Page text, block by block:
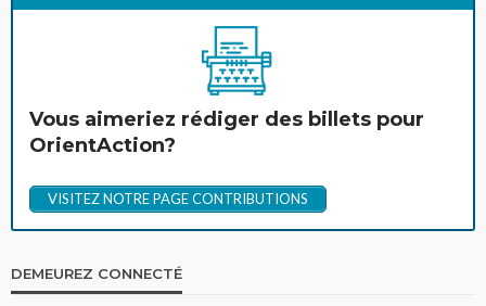
Vous aimeriez rédiger des billets pour
OrientAction?
VISITEZ NOTRE PAGE CONTRIBUTIONS
DEMEUREZ CONNECTÉ